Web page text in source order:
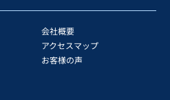
会社概要
アクセスマップ
お客様の声